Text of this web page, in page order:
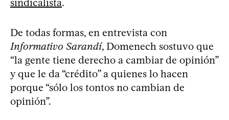
De todas formas, en entrevista con
Informativo Sarandí, Domenech sostuvo que
“la gente tiene derecho a cambiar de opinión”
y que le da “crédito” a quienes lo hacen
porque “sólo los tontos no cambian de
opinión”.